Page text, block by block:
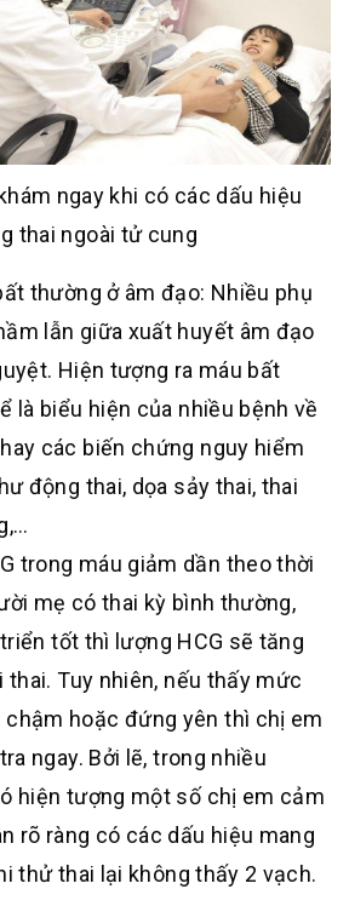
ngay khi có các dấu hiệu
thai ngoài tử cung
thường ở âm đạo: Nhiều phụ
lẫn giữa xuất huyết âm đạo
Hiện tượng ra máu bất
là biểu hiện của nhiều bệnh về
các biến chứng nguy hiểm
động thai, dọa sảy thai, thai
trong máu giảm dần theo thời
mẹ có thai kỳ bình thường,
tốt thì lượng HCG sẽ tăng
thai. Tuy nhiên, nếu thấy mức
chậm hoặc đứng yên thì chị em
ngay. Bởi lẽ, trong nhiều
hiện tượng một số chị em cảm
rõ ràng có các dấu hiệu mang
thử thai lại không thấy 2 vạch.